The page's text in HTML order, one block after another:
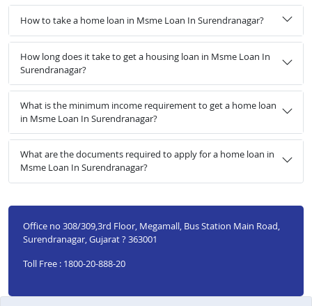
How to take a home loan in Msme Loan In Surendranagar?
How long does it take to get a housing loan in Msme Loan In
Surendranagar?
What is the minimum income requirement to get a home loan
in Msme Loan In Surendranagar?
What are the documents required to apply for a home loan in
Msme Loan In Surendranagar?
Office no 308/309,3rd Floor, Megamall, Bus Station Main Road,
Surendranagar, Gujarat ? 363001
Toll Free : 1800-20-888-20